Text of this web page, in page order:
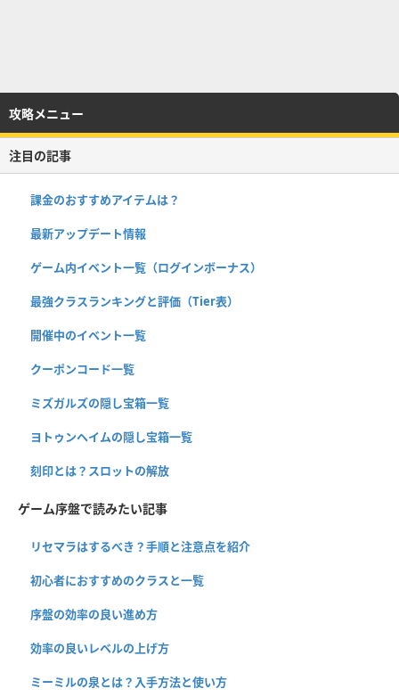
攻略メニュー
注目の記事
課金のおすすめアイテムは？
最新アップデート情報
ゲーム内イベント一覧（ログインボーナス）
最強クラスランキングと評価（Tier表）
開催中のイベント一覧
クーポンコード一覧
ミズガルズの隠し宝箱一覧
ヨトゥンヘイムの隠し宝箱一覧
刻印とは？スロットの解放
ゲーム序盤で読みたい記事
リセマラはするべき？手順と注意点を紹介
初心者におすすめのクラスと一覧
序盤の効率の良い進め方
効率の良いレベルの上げ方
ミーミルの泉とは？入手方法と使い方